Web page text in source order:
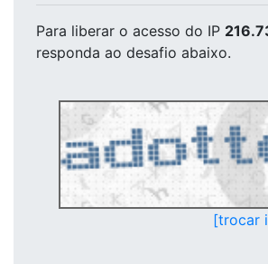
Para liberar o acesso do IP
responda ao desafio abaixo.
[trocar